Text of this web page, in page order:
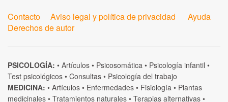
Contacto Aviso legal y política de privacidad
Ayuda
Derechos de autor
PSICOLOGÍA: • Artículos • Psicosomática • Psicología infantil •
Test psicológicos • Consultas • Psicología del trabajo
MEDICINA: • Artículos • Enfermedades • Fisiología • Plantas
medicinales • Tratamientos naturales • Terapias alternativas •